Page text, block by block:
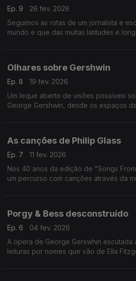
Ep. 9
26 fev. 2026
Seguimos as rotas de um jornalista e
mundo e que das muitas latitudes e
Olhares sobre Gershwin
Ep. 8
19 fev. 2026
Um leque aberto de visões possíveis
George Gershwin, desde os espaços
As canções de Philip Glass
Ep. 7
11 fev. 2026
Nos 40 anos da edição de "Songs
um percurso com canções através da
Porgy & Bess desconstruído
Ep. 6
04 fev. 2026
A ópera de George Gerswhin escutada
leituras por nomes que vão de Ella